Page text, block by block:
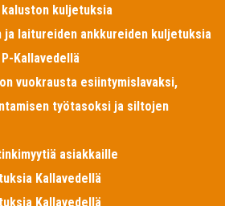
kuljetuksia
ja laitureiden ankkureiden kuljetuksia
Kallavedellä
vuokrausta esiintymislavaksi,
työtasoksi ja siltojen
asiakkaille
Kallavedellä
Kallavedellä